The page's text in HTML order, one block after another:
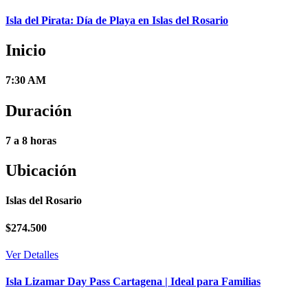
Isla del Pirata: Día de Playa en Islas del Rosario
Inicio
7:30 AM
Duración
7 a 8 horas
Ubicación
Islas del Rosario
$274.500
Ver Detalles
Isla Lizamar Day Pass Cartagena | Ideal para Familias